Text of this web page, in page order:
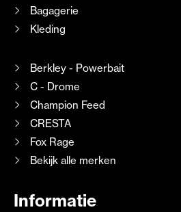
Bagagerie
Kleding
Berkley - Powerbait
C - Drome
Champion Feed
CRESTA
Fox Rage
Bekijk alle merken
Informatie